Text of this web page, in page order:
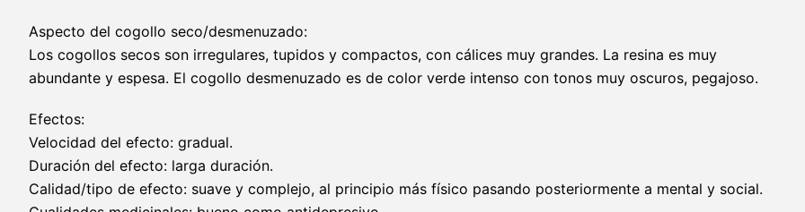
Aspecto del cogollo seco/desmenuzado:
Los cogollos secos son irregulares, tupidos y compactos, con cálices muy grandes. La resina es muy
abundante y espesa. El cogollo desmenuzado es de color verde intenso con tonos muy oscuros, pegajoso.
Efectos:
Velocidad del efecto: gradual.
Duración del efecto: larga duración.
Calidad/tipo de efecto: suave y complejo, al principio más físico pasando posteriormente a mental y social.